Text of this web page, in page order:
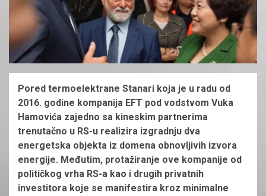
Pored termoelektrane Stanari koja je u radu od
2016. godine kompanija EFT pod vodstvom Vuka
Hamovića zajedno sa kineskim partnerima
trenutačno u RS-u realizira izgradnju dva
energetska objekta iz domena obnovljivih izvora
energije. Međutim, protažiranje ove kompanije od
političkog vrha RS-a kao i drugih privatnih
investitora koje se manifestira kroz minimalne